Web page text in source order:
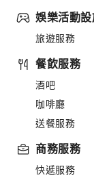
娛樂活動設
旅遊服務
餐飲服務
酒吧
咖啡廳
送餐服務
商務服務
快遞服務